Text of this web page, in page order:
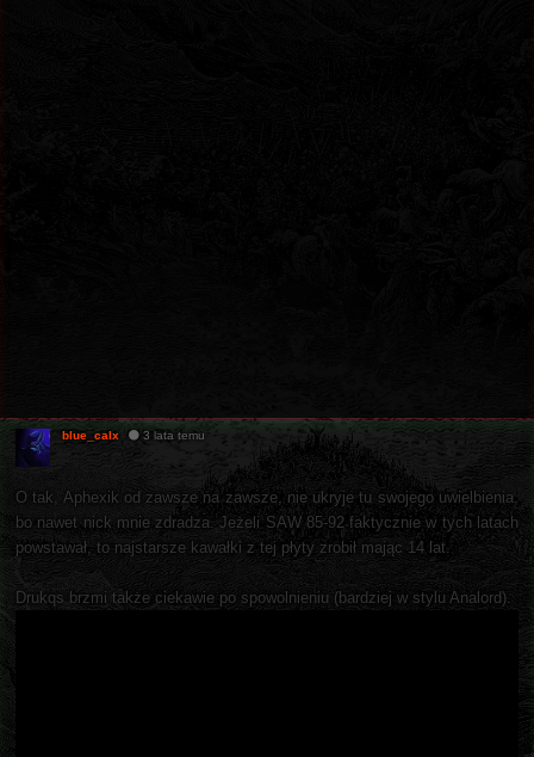
blue_calx 3 lata temu
O tak, Aphexik od zawsze na zawsze, nie ukryje tu swojego uwielbienia,
bo nawet nick mnie zdradza. Jeżeli SAW 85-92 faktycznie w tych latach
powstawał, to najstarsze kawałki z tej płyty zrobił mając 14 lat.
Drukqs brzmi także ciekawie po spowolnieniu (bardziej w stylu Analord).